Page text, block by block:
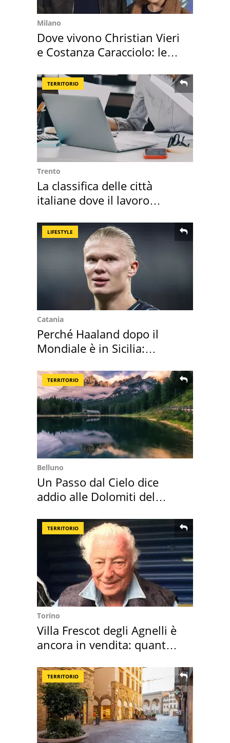
Milano
Dove vivono Christian Vieri
e Costanza Caracciolo: le
TERRITORIO
Trento
La classifica delle città
italiane dove il lavoro
LIFESTYLE
Catania
Perché Haaland dopo il
Mondiale è in Sicilia:
TERRITORIO
Belluno
Un Passo dal Cielo dice
addio alle Dolomiti del
TERRITORIO
Torino
Villa Frescot degli Agnelli è
ancora in vendita: quanto
TERRITORIO